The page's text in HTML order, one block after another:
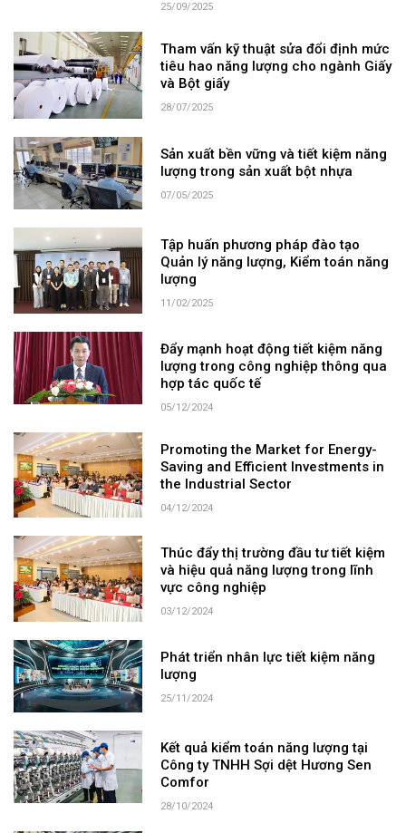
25/09/2025
Tham vấn kỹ thuật sửa đổi định mức
tiêu hao năng lượng cho ngành Giấy
và Bột giấy
28/07/2025
Sản xuất bền vững và tiết kiệm năng
lượng trong sản xuất bột nhựa
07/05/2025
Tập huấn phương pháp đào tạo
Quản lý năng lượng, Kiểm toán năng
lượng
11/02/2025
Đẩy mạnh hoạt động tiết kiệm năng
lượng trong công nghiệp thông qua
hợp tác quốc tế
05/12/2024
Promoting the Market for Energy-
Saving and Efficient Investments in
the Industrial Sector
04/12/2024
Thúc đẩy thị trường đầu tư tiết kiệm
và hiệu quả năng lượng trong lĩnh
vực công nghiệp
03/12/2024
Phát triển nhân lực tiết kiệm năng
lượng
25/11/2024
Kết quả kiểm toán năng lượng tại
Công ty TNHH Sợi dệt Hương Sen
Comfor
28/10/2024